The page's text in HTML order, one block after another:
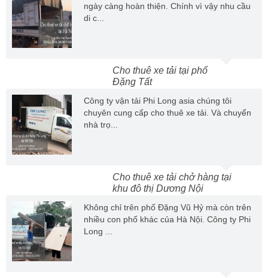
ngày càng hoàn thiện. Chính vì vậy nhu cầu
di c...
Cho thuê xe tải tại phố
Đặng Tất
Công ty vận tải Phi Long asia chúng tôi
chuyên cung cấp cho thuê xe tải. Và chuyển
nhà trọ...
Cho thuê xe tải chở hàng tại
khu đô thị Dương Nội
Không chỉ trên phố Đặng Vũ Hỷ mà còn trên
nhiều con phố khác của Hà Nội. Công ty Phi
Long ...